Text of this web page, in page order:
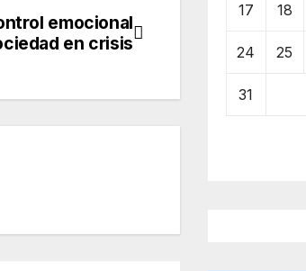
emocional
en crisis
17 18
24 25
31